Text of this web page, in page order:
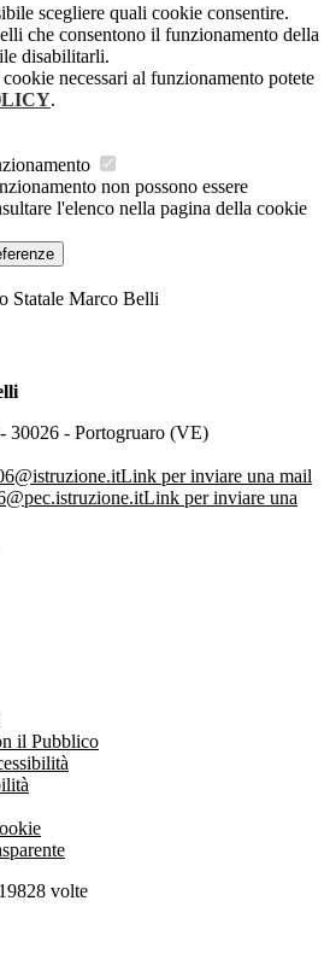
scegliere quali cookie consentire.
che consentono il funzionamento della
disabilitarli.
necessari al funzionamento potete
.
non possono essere
l'elenco nella pagina della cookie
Statale Marco Belli
30026 - Portogruaro (VE)
Link per inviare una mail
Link per inviare una
il Pubblico
19828 volte